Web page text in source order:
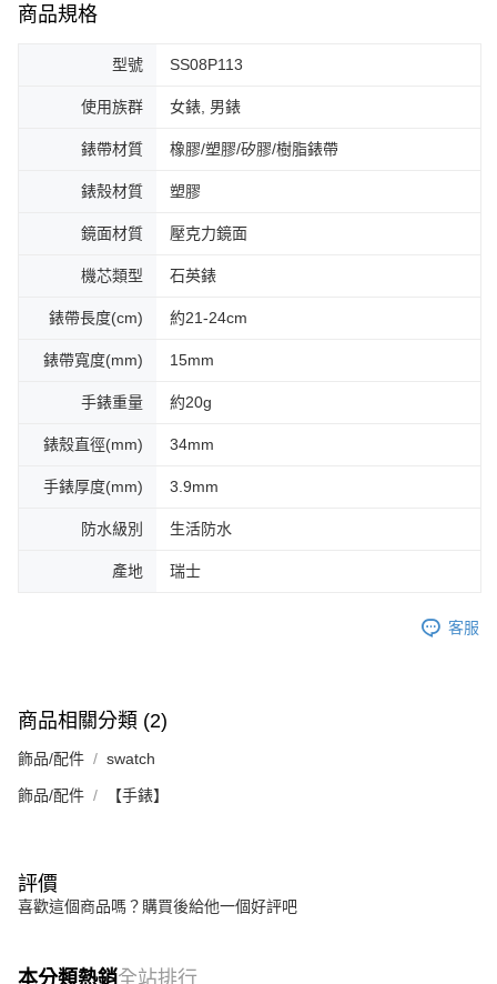
商品規格
型號 SS08P113
使用族群 女錶, 男錶
錶帶材質 橡膠/塑膠/矽膠/樹脂錶帶
錶殼材質 塑膠
鏡面材質 壓克力鏡面
機芯類型 石英錶
錶帶長度(cm) 約21-24cm
錶帶寬度(mm) 15mm
手錶重量 約20g
錶殼直徑(mm) 34mm
手錶厚度(mm) 3.9mm
防水級別 生活防水
產地 瑞士
客服
商品相關分類 (2)
飾品/配件 swatch
飾品/配件 【手錶】
評價
喜歡這個商品嗎？購買後給他一個好評吧
本分類熱銷全站排行